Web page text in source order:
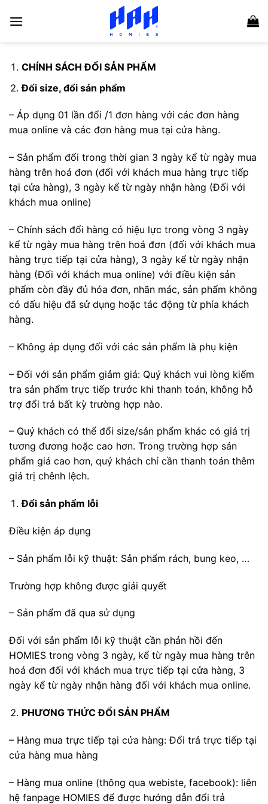
CHÍNH SÁCH ĐỔI SẢN PHẨM
Đổi size, đổi sản phẩm
– Áp dụng 01 lần đổi /1 đơn hàng với các đơn hàng
mua online và các đơn hàng mua tại cửa hàng.
– Sản phẩm đổi trong thời gian 3 ngày kể từ ngày mua
hàng trên hoá đơn (đối với khách mua hàng trực tiếp
tại cửa hàng), 3 ngày kể từ ngày nhận hàng (Đối với
khách mua online)
– Chính sách đổi hàng có hiệu lực trong vòng 3 ngày
kể từ ngày mua hàng trên hoá đơn (đối với khách mua
hàng trực tiếp tại cửa hàng), 3 ngày kể từ ngày nhận
hàng (Đối với khách mua online) với điều kiện sản
phẩm còn đầy đủ hóa đơn, nhãn mác, sản phẩm không
có dấu hiệu đã sử dụng hoặc tác động từ phía khách
hàng.
– Không áp dụng đối với các sản phẩm là phụ kiện
– Đối với sản phẩm giảm giá: Quý khách vui lòng kiểm
tra sản phẩm trực tiếp trước khi thanh toán, không hỗ
trợ đổi trả bất kỳ trường hợp nào.
– Quý khách có thể đổi size/sản phẩm khác có giá trị
tương đương hoặc cao hơn. Trong trường hợp sản
phẩm giá cao hơn, quý khách chỉ cần thanh toán thêm
giá trị chênh lệch.
Đổi sản phẩm lỗi
Điều kiện áp dụng
– Sản phẩm lỗi kỹ thuật: Sản phẩm rách, bung keo, …
Trường hợp không được giải quyết
– Sản phẩm đã qua sử dụng
Đối với sản phẩm lỗi kỹ thuật cần phản hồi đến
HOMIES trong vòng 3 ngày, kể từ ngày mua hàng trên
hoá đơn đối với khách mua trực tiếp tại cửa hàng, 3
ngày kể từ ngày nhận hàng đối với khách mua online.
PHƯƠNG THỨC ĐỔI SẢN PHẨM
– Hàng mua trực tiếp tại cửa hàng: Đổi trả trực tiếp tại
cửa hàng mua hàng
– Hàng mua online (thông qua webiste, facebook): liên
hệ fanpage HOMIES để được hướng dẫn đổi trả